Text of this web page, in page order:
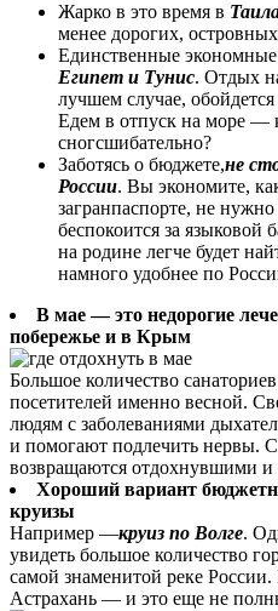
Жарко в это время в
менее дорогих,
Единственные
Египет и Тунис. Отдых
лучшем случае,
Едем в отпуск на море —
сногсшибательно?
Заботясь о бюджете,не
России. Вы экономите,
загранпаспорте, не
беспокоится за языковой
на родине легче будет
намного удобнее по
В мае — это недорогие
побережье и в Крым
Большое количество
посетителей именно весной.
людям с заболеваниями
и помогают подлечить нервы.
возвращаются отдохнувшими
Хороший вариант
круизы
Например —круиз по Волге.
увидеть большое количество
самой знаменитой реке
Астрахань — и это еще не